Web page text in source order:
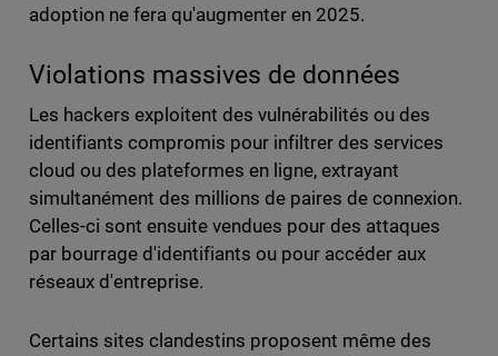
adoption ne fera qu'augmenter en 2025.
Violations massives de données
Les hackers exploitent des vulnérabilités ou des
identifiants compromis pour infiltrer des services
cloud ou des plateformes en ligne, extrayant
simultanément des millions de paires de connexion.
Celles-ci sont ensuite vendues pour des attaques
par bourrage d'identifiants ou pour accéder aux
réseaux d'entreprise.
Certains sites clandestins proposent même des